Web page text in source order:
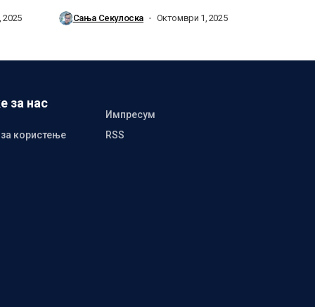
2025 Сања Секулоска Октомври 1, 2025
за нас
Импресум
користење
RSS